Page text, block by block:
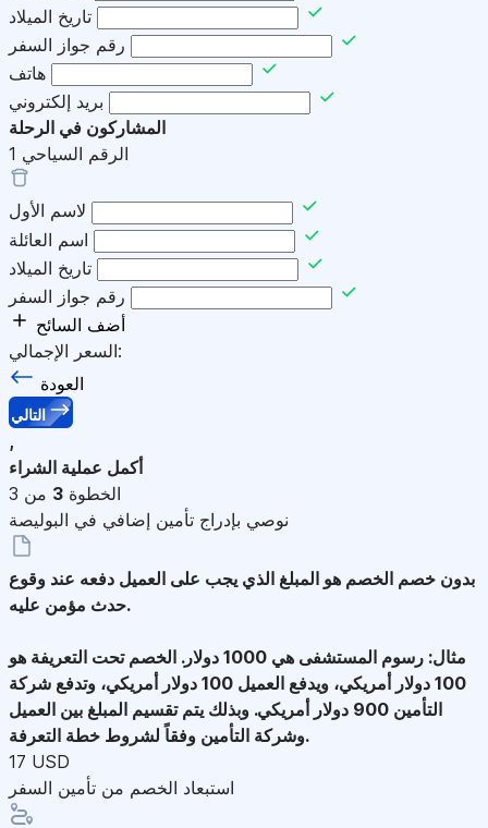
تاريخ الميلاد
رقم جواز السفر
هاتف
بريد إلكتروني
المشاركون في الرحلة
الرقم السياحي 1
لاسم الأول
اسم العائلة
تاريخ الميلاد
رقم جواز السفر
أضف السائح
السعر الإجمالي:
العودة
التالي
,
أكمل عملية الشراء
الخطوة 3 من 3
نوصي بإدراج تأمين إضافي في البوليصة
بدون خصم الخصم هو المبلغ الذي يجب على العميل دفعه عند وقوع
حدث مؤمن عليه.
مثال: رسوم المستشفى هي 1000 دولار. الخصم تحت التعريفة هو
100 دولار أمريكي، ويدفع العميل 100 دولار أمريكي، وتدفع شركة
التأمين 900 دولار أمريكي. وبذلك يتم تقسيم المبلغ بين العميل
وشركة التأمين وفقاً لشروط خطة التعرفة.
17 USD
استبعاد الخصم من تأمين السفر